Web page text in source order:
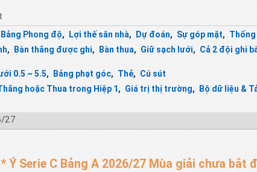
Bảng Phong độ, Lợi thế sân nhà, Dự đoán, Sự góp mặt,
, Bàn thắng được ghi, Bàn thua, Giữ sạch lưới, Cả 2 đội ghi
0.5 ~ 5.5, Bảng phạt góc, Thẻ, Cú sút
hoặc Thua trong Hiệp 1, Giá trị thị trường, Bộ dữ liệu &
27
* Ý Serie C Bảng A 2026/27 Mùa giải chưa bắt